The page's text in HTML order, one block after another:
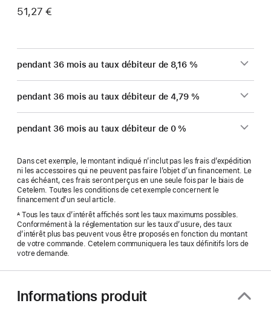
51,27 €
pendant 36 mois au taux débiteur de 8,16 %
pendant 36 mois au taux débiteur de 4,79 %
pendant 36 mois au taux débiteur de 0 %
Dans cet exemple, le montant indiqué n’inclut pas les frais d’expédition
ni les accessoires qui ne peuvent pas faire l’objet d’un financement. Le
cas échéant, ces frais seront perçus en une seule fois par le biais de
Cetelem. Toutes les conditions de cet exemple concernent le
financement d’un seul article.
ATous les taux d’intérêt affichés sont les taux maximums possibles.
Conformément à la réglementation sur les taux d’usure, des taux
d’intérêt plus bas peuvent vous être proposés en fonction du montant
de votre commande. Cetelem communiquera les taux définitifs lors de
votre demande.
Informations produit